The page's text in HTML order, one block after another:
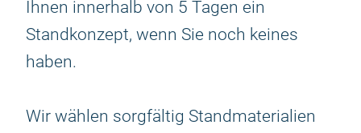
Ihnen innerhalb von 5 Tagen ein
Standkonzept, wenn Sie noch keines
haben.
Wir wählen sorgfältig Standmaterialien